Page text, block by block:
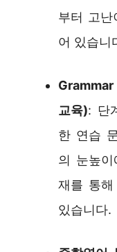
부터 고난
어 있습니
교육): 단
한 연습
의 눈높
재를 통
있습니다.